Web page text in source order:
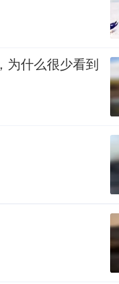
为什么很少看到